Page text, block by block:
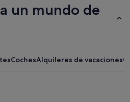
un mundo de
CochesAlquileres de vacaciones